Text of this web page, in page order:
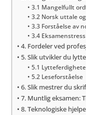
3.1 Mangelfullt
3.2 Norsk uttale
3.3 Forståelse av
3.4 Eksamenstress
4. Fordeler ved
5. Slik utvikler du
5.1
5.2 Leseforståelse
6. Slik mestrer du
7. Muntlig eksamen:
8. Teknologiske